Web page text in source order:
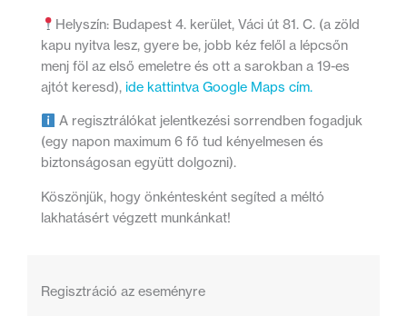
Helyszín: Budapest 4. kerület, Váci út 81. C. (a zöld
kapu nyitva lesz, gyere be, jobb kéz felől a lépcsőn
menj föl az első emeletre és ott a sarokban a 19-es
ajtót keresd),ide kattintva Google Maps cím.
A regisztrálókat jelentkezési sorrendben fogadjuk
(egy napon maximum 6 fő tud kényelmesen és
biztonságosan együtt dolgozni).
Köszönjük, hogy önkéntesként segíted a méltó
lakhatásért végzett munkánkat!
Regisztráció az eseményre